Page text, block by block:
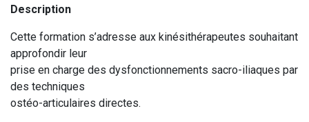
Description
Cette formation s’adresse aux kinésithérapeutes souhaitant
approfondir leur
prise en charge des dysfonctionnements sacro-iliaques par
des techniques
ostéo-articulaires directes.